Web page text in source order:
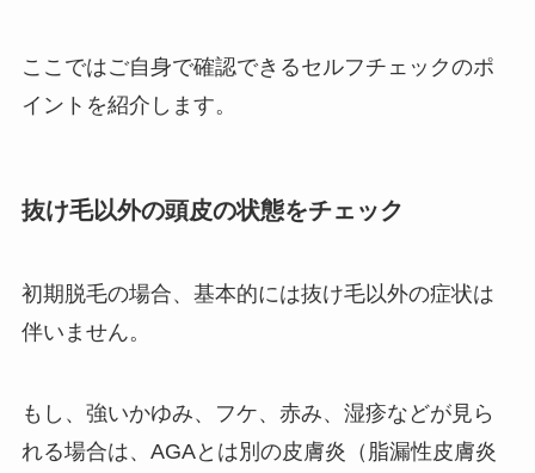
ここではご自身で確認できるセルフチェックのポ
イントを紹介します。
抜け毛以外の頭皮の状態をチェック
初期脱毛の場合、基本的には抜け毛以外の症状は
伴いません。
もし、強いかゆみ、フケ、赤み、湿疹などが見ら
れる場合は、AGAとは別の皮膚炎（脂漏性皮膚炎